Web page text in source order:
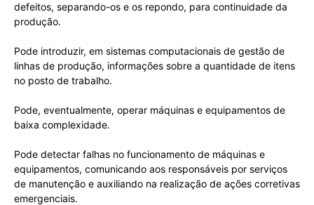
defeitos, separando-os e os repondo, para continuidade da
produção.
Pode introduzir, em sistemas computacionais de gestão de
linhas de produção, informações sobre a quantidade de itens
no posto de trabalho.
Pode, eventualmente, operar máquinas e equipamentos de
baixa complexidade.
Pode detectar falhas no funcionamento de máquinas e
equipamentos, comunicando aos responsáveis por serviços
de manutenção e auxiliando na realização de ações corretivas
emergenciais.